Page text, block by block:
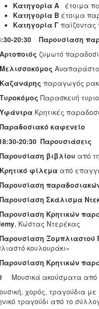
Κατηγορία Α
έτοιμα
Κατηγορία Β έτοιμα
Κατηγορία Γ
20:30 Παρουσίαση
Αρτοποιός ζυμωτό
Μελισσοκόμος
Καζανάρης παραγωγός
Τυροκόμος Παρασκευή
Υφάντρα Κρητικές
Παραδοσιακό καφενείο
20:30 Παρουσιάσεις
Παρουσίαση βιβλίου από
Κρητικό φίλεμα από
Παρουσίαση
Παρουσίαση Σκάλισμα
Παρουσίαση Κρητικών
, Κώστας Ντερέκας
Παρουσίαση Ξομπλιαστού
κουλουράκι»
Παρουσίαση Κρητικών
Μουσικά ακούσματα
χορός, τραγούδια
τραγούδι από το